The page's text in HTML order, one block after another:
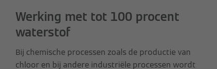
Werking met tot 100 procent
waterstof
Bij chemische processen zoals de productie van
chloor en bij andere industriële processen wordt